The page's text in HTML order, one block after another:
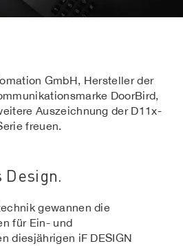
GmbH, Hersteller der
DoorBird,
Auszeichnung der D11x-
freuen.
Design.
gewannen die
für Ein- und
diesjährigen iF DESIGN